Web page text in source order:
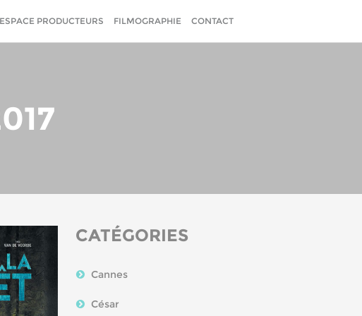
ESPACE PRODUCTEURS FILMOGRAPHIE CONTACT
CATÉGORIES
Cannes
César